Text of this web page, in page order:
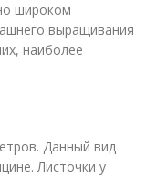
широком
выращивания
наиболее
Данный вид
Листочки у